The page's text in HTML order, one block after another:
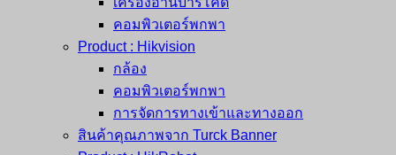
คอมพิวเตอร์พกพา
Product : Hikvision
กล้อง
คอมพิวเตอร์พกพา
การจัดการทางเข้าและทางออก
สินค้าคุณภาพจาก Turck Banner